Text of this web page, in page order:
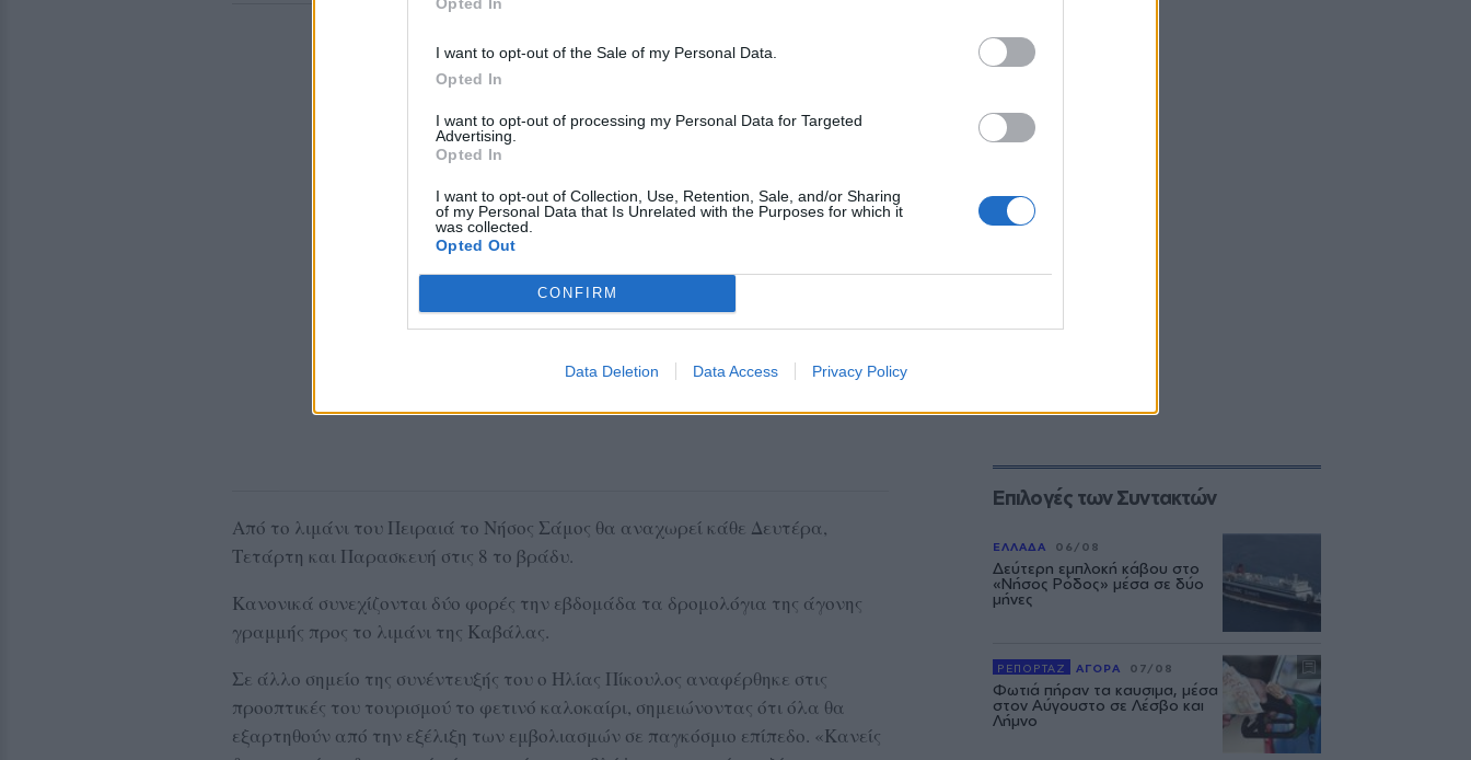
I want to opt-out of the Sale of my Personal Data.
Opted In
I want to opt-out of processing my Personal Data for Targeted
Advertising.
Opted In
I want to opt-out of Collection, Use, Retention, Sale, and/or Sharing
of my Personal Data that Is Unrelated with the Purposes for which it
was collected.
Opted Out
CONFIRM
Data Deletion Data Access Privacy Policy
Από το λιμάνι του Πειραιά το Νήσος Σάμος θα αναχωρεί κάθε Δευτέρα,
Τετάρτη και Παρασκευή στις 8 το βράδυ.
Κανονικά συνεχίζονται δύο φορές την εβδομάδα τα δρομολόγια της άγονης
γραμμής προς το λιμάνι της Καβάλας.
Σε άλλο σημείο της συνέντευξής του ο Ηλίας Πίκουλος αναφέρθηκε στις
προοπτικές του τουρισμού το φετινό καλοκαίρι, σημειώνοντας ότι όλα θα
εξαρτηθούν από την εξέλιξη των εμβολιασμών σε παγκόσμιο επίπεδο. «Κανείς
Επιλογές των Συντακτών
ΕΛΛΑΔΑ 06/08
Δεύτερη εμπλοκή κάβου στο
«Νήσος Ρόδος» μέσα σε δύο
μήνες
ΡΕΠΟΡΤΑΖ ΑΓΟΡΑ 07/08
Φωτιά πήραν τα καυσιμα, μέσα
στον Αύγουστο σε Λέσβο και
Λήμνο